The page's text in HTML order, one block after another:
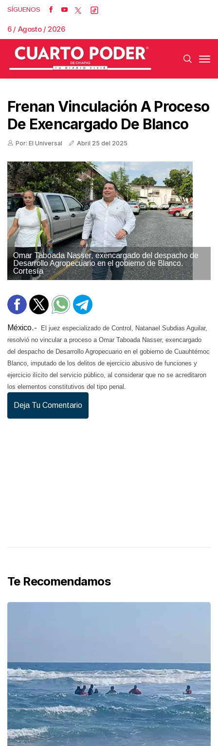
SÍGUENOS
6 / Agosto / 2026
Frenan Vinculación A Proceso
De Exencargado De Blanco
Por: El Universal Abril 25 del 2025
Omar Taboada Nasser, exencargado del despacho de
Desarrollo Agropecuario en el gobierno de Blanco.
Cortesía
México.-
El juez especializado de Control, Natanael Subdias Aguilar,
resolvió no vincular a proceso a Omar Taboada Nasser, exencargado
del despacho de Desarrollo Agropecuario en el gobierno de Cuauhtémoc
Blanco, imputado de los delitos de ejercicio abusivo de funciones y
ejercicio ilícito del servicio público, al considerar que no se acreditaron
los elementos constitutivos del tipo penal.
Deja Tu Comentario
Te Recomendamos